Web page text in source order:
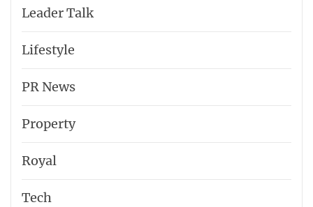
Leader Talk
Lifestyle
PR News
Property
Royal
Tech